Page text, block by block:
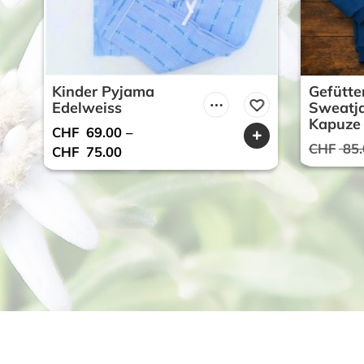
Kinder Pyjama
Edelweiss
CHF 69.00–
CHF 75.00
Kapuze
CHF